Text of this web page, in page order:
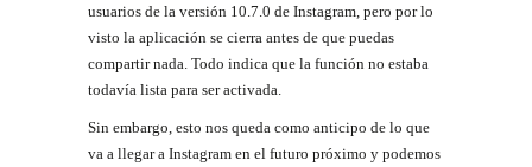
usuarios de la versión 10.7.0 de Instagram, pero por lo
visto la aplicación se cierra antes de que puedas
compartir nada. Todo indica que la función no estaba
todavía lista para ser activada.
Sin embargo, esto nos queda como anticipo de lo que
va a llegar a Instagram en el futuro próximo y podemos